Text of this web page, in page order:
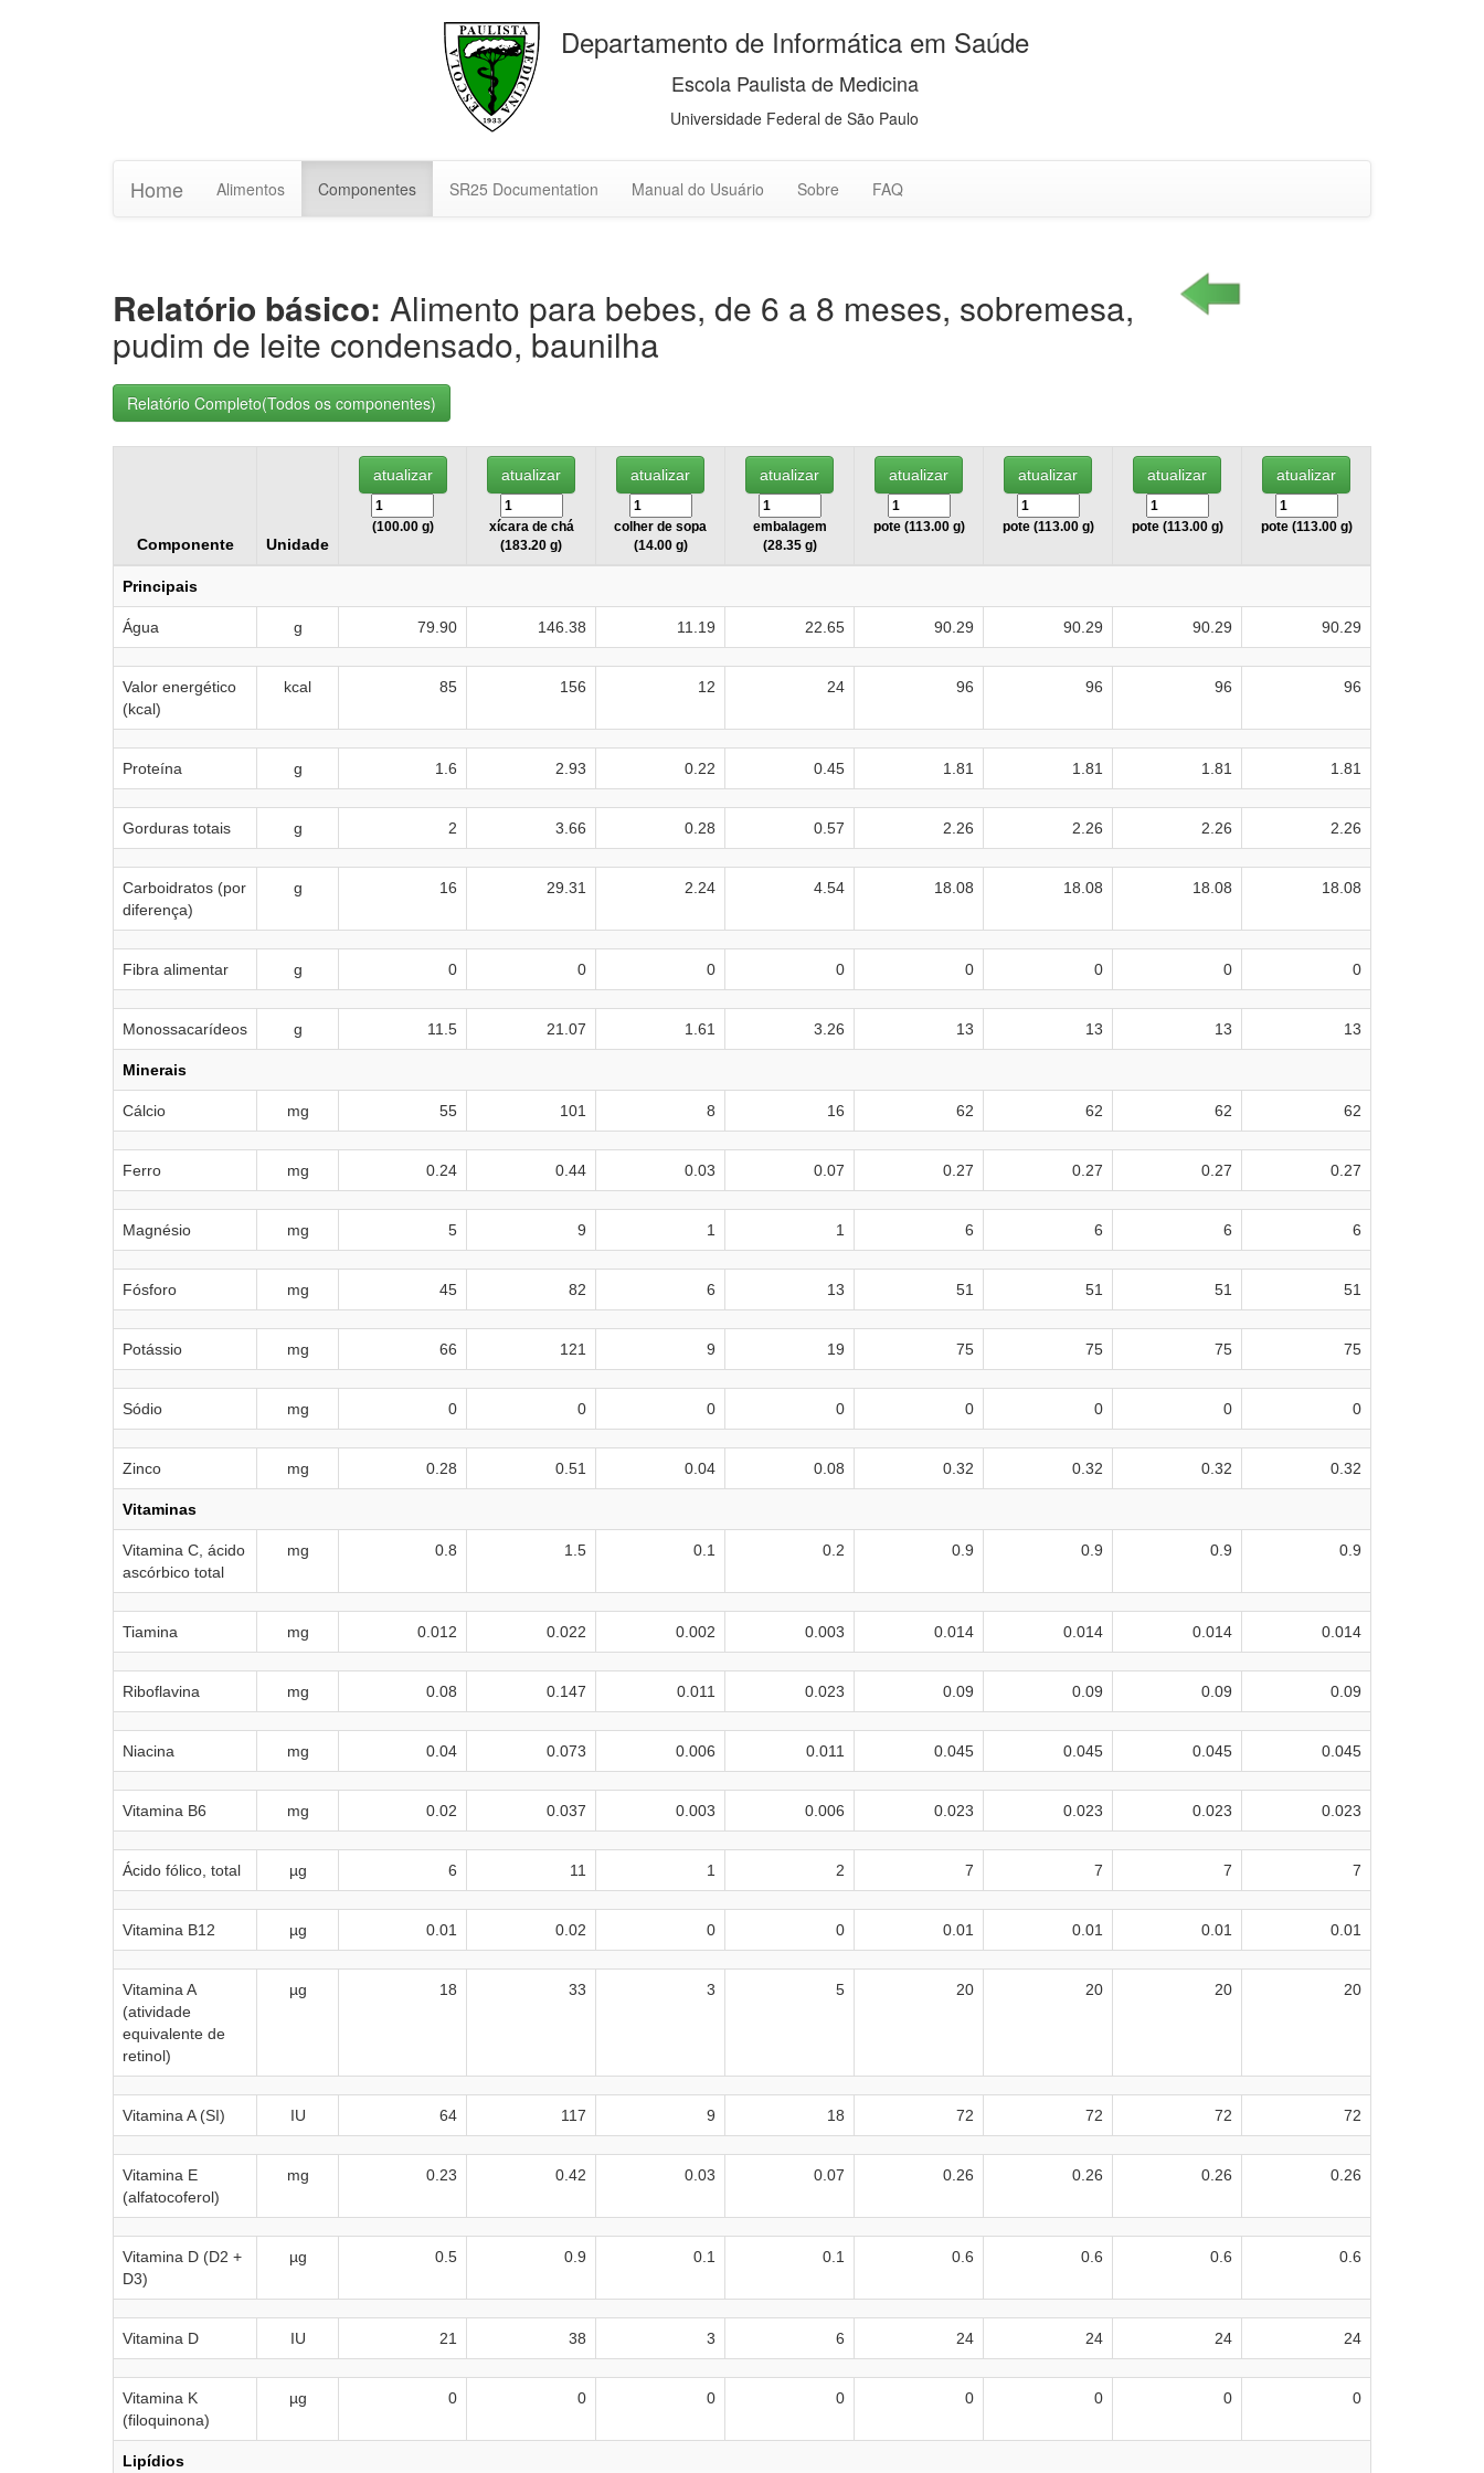
Departamento de Informática em Saúde
Escola Paulista de Medicina
Universidade Federal de São Paulo
Home Alimentos Componentes SR25 Documentation Manual do Usuário Sobre FAQ
Relatório básico: Alimento para bebes, de 6 a 8 meses, sobremesa,
pudim de leite condensado, baunilha
Componente Unidade
(100.00 g)
xícara de chá
(183.20 g)
colher de sopa
(14.00 g)
embalagem
(28.35 g)
pote (113.00 g) pote (113.00 g) pote (113.00 g) pote (113.00 g)
Principais
Água g 79.90 146.38 11.19 22.65 90.29 90.29 90.29 90.29
Valor energético
(kcal)
kcal 85 156 12 24 96 96 96 96
Proteína g 1.6 2.93 0.22 0.45 1.81 1.81 1.81 1.81
Gorduras totais g 2 3.66 0.28 0.57 2.26 2.26 2.26 2.26
Carboidratos (por
diferença)
g 16 29.31 2.24 4.54 18.08 18.08 18.08 18.08
Fibra alimentar g 0 0 0 0 0 0 0 0
Monossacarídeos g 11.5 21.07 1.61 3.26 13 13 13 13
Minerais
Cálcio mg 55 101 8 16 62 62 62 62
Ferro mg 0.24 0.44 0.03 0.07 0.27 0.27 0.27 0.27
Magnésio mg 5 9 1 1 6 6 6 6
Fósforo mg 45 82 6 13 51 51 51 51
Potássio mg 66 121 9 19 75 75 75 75
Sódio mg 0 0 0 0 0 0 0 0
Zinco mg 0.28 0.51 0.04 0.08 0.32 0.32 0.32 0.32
Vitaminas
Vitamina C, ácido
ascórbico total
mg 0.8 1.5 0.1 0.2 0.9 0.9 0.9 0.9
Tiamina mg 0.012 0.022 0.002 0.003 0.014 0.014 0.014 0.014
Riboflavina mg 0.08 0.147 0.011 0.023 0.09 0.09 0.09 0.09
Niacina mg 0.04 0.073 0.006 0.011 0.045 0.045 0.045 0.045
Vitamina B6 mg 0.02 0.037 0.003 0.006 0.023 0.023 0.023 0.023
Ácido fólico, total µg 6 11 1 2 7 7 7 7
Vitamina B12 µg 0.01 0.02 0 0 0.01 0.01 0.01 0.01
Vitamina A
(atividade
equivalente de
retinol)
µg 18 33 3 5 20 20 20 20
Vitamina A (SI) IU 64 117 9 18 72 72 72 72
Vitamina E
(alfatocoferol)
mg 0.23 0.42 0.03 0.07 0.26 0.26 0.26 0.26
Vitamina D (D2 +
D3)
µg 0.5 0.9 0.1 0.1 0.6 0.6 0.6 0.6
Vitamina D IU 21 38 3 6 24 24 24 24
Vitamina K
(filoquinona)
µg 0 0 0 0 0 0 0 0
Lipídios